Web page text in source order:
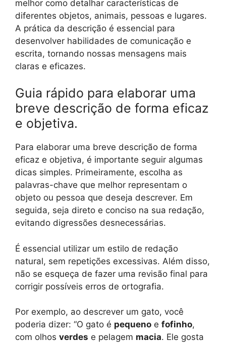
melhor como detalhar características de
diferentes objetos, animais, pessoas e lugares.
A prática da descrição é essencial para
desenvolver habilidades de comunicação e
escrita, tornando nossas mensagens mais
claras e eficazes.
Guia rápido para elaborar uma
breve descrição de forma eficaz
e objetiva.
Para elaborar uma breve descrição de forma
eficaz e objetiva, é importante seguir algumas
dicas simples. Primeiramente, escolha as
palavras-chave que melhor representam o
objeto ou pessoa que deseja descrever. Em
seguida, seja direto e conciso na sua redação,
evitando digressões desnecessárias.
É essencial utilizar um estilo de redação
natural, sem repetições excessivas. Além disso,
não se esqueça de fazer uma revisão final para
corrigir possíveis erros de ortografia.
Por exemplo, ao descrever um gato, você
poderia dizer: “O gato é pequeno e fofinho,
com olhos verdes e pelagem macia. Ele gosta